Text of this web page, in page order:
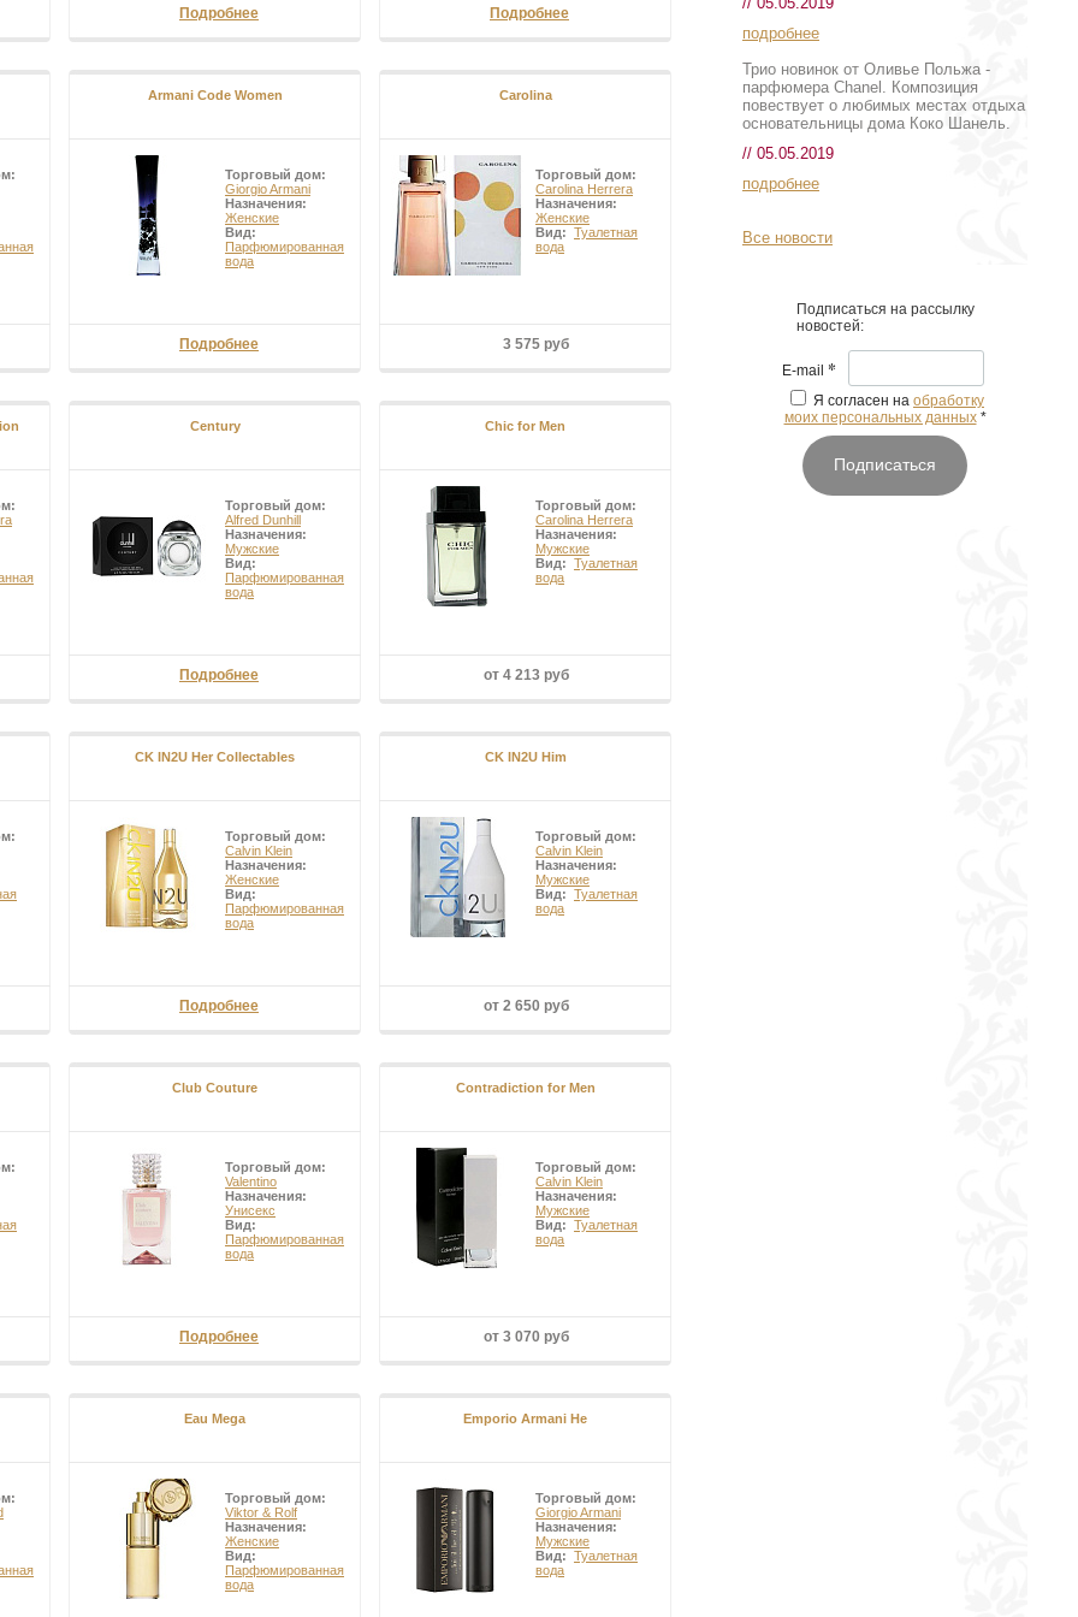
Подробнее Подробнее
Armani Code Women
Торговый дом:
Giorgio Armani
Назначения:
Женские
Вид:
Парфюмированная
вода
Подробнее
Carolina
Торговый дом:
Carolina Herrera
Назначения:
Женские
Вид: Туалетная
вода
3 575 руб
Century
Торговый дом:
Alfred Dunhill
Назначения:
Мужские
Вид:
Парфюмированная
вода
Подробнее
Chic for Men
Торговый дом:
Carolina Herrera
Назначения:
Мужские
Вид: Туалетная
вода
от 4 213 руб
CK IN2U Her Collectables
Торговый дом:
Calvin Klein
Назначения:
Женские
Вид:
Парфюмированная
вода
Подробнее
CK IN2U Him
Торговый дом:
Calvin Klein
Назначения:
Мужские
Вид: Туалетная
вода
от 2 650 руб
Club Couture
Торговый дом:
Valentino
Назначения:
Унисекс
Вид:
Парфюмированная
вода
Подробнее
Contradiction for Men
Торговый дом:
Calvin Klein
Назначения:
Мужские
Вид: Туалетная
вода
от 3 070 руб
Eau Mega
Торговый дом:
Viktor & Rolf
Назначения:
Женские
Вид:
Парфюмированная
вода
Emporio Armani He
Торговый дом:
Giorgio Armani
Назначения:
Мужские
Вид: Туалетная
вода
подробнее
Трио новинок от Оливье Польжа -
парфюмера Chanel. Композиция
повествует о любимых местах отдыха
основательницы дома Коко Шанель.
// 05.05.2019
подробнее
Все новости
Подписаться на рассылку
новостей:
E-mail *
Я согласен на обработку
моих персональных данных *
Подписаться